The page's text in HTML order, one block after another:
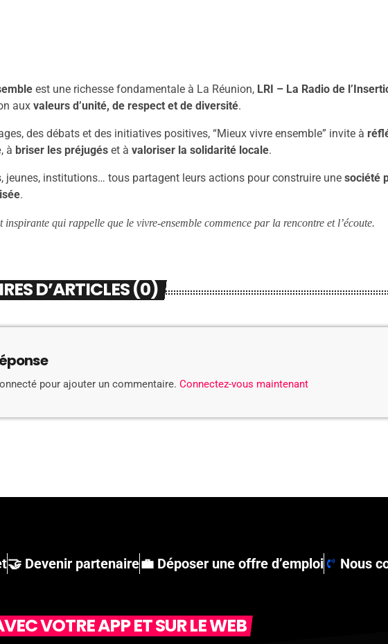
est une richesse fondamentale à La Réunion, LRI – La Radio de
aux valeurs d’unité, de respect et de diversité.
des débats et des initiatives positives, “Mieux vivre ensemble” invite à
, à briser les préjugés et à valoriser la solidarité locale.
jeunes, institutions… tous partagent leurs actions pour construire une société
.
inspirante qui rappelle que le vivre-ensemble commence par la rencontre et l’écoute.
D’ARTICLES (0)
pour ajouter un commentaire. Connectez-vous maintenant
🤝 Devenir partenaire💼 Déposer une offre d’emploi Nous
VOTRE APP ET SUR LE WEB